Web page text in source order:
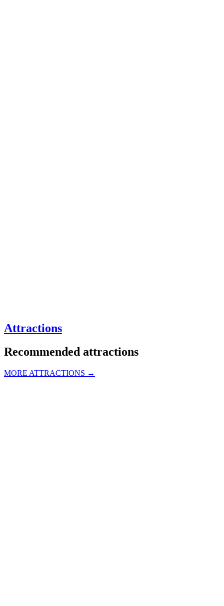
Attractions
Recommended attractions
MORE ATTRACTIONS →